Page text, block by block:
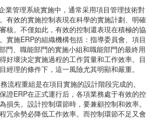
業管理系統實施中，通常采用項目管理技術對
有效的實施控制表現在科學的實施計劃、明確
核。不僅如此，有效的控制還表現在積極的協
實施ERP的組織機構包括：指導委員會、項目
門、職能部門的實施小組和職能部門的最終用
好壞決定實施過程的工作質量和工作效率。目
經理的條件下，這一風險尤其明顯和嚴重。
流程重組是在項目實施的設計階段完成的。
證ERP在正式運行后，各項業務處于有效的控
損失。設計控制環節時，要兼顧控制和效率。
冗余勢必降低工作效率。而控制環節不足又會